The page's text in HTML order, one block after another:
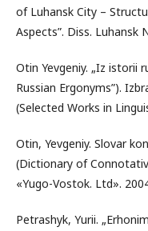
of Luhansk City –
Aspects”. Diss. Luhansk
Otin Yevgeniy. „Iz istorii
Russian Ergonyms”).
(Selected Works in
Otin, Yevgeniy. Slovar
(Dictionary of
«Yugo-Vostok. Ltd».
Petrashyk, Yurii.